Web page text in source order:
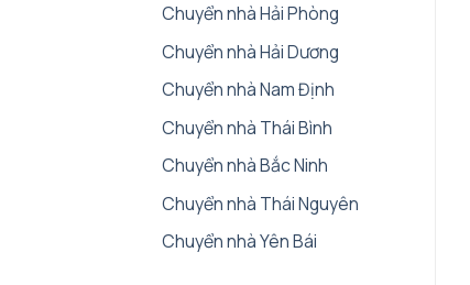
Chuyển nhà Hải Phòng
Chuyển nhà Hải Dương
Chuyển nhà Nam Định
Chuyển nhà Thái Bình
Chuyển nhà Bắc Ninh
Chuyển nhà Thái Nguyên
Chuyển nhà Yên Bái